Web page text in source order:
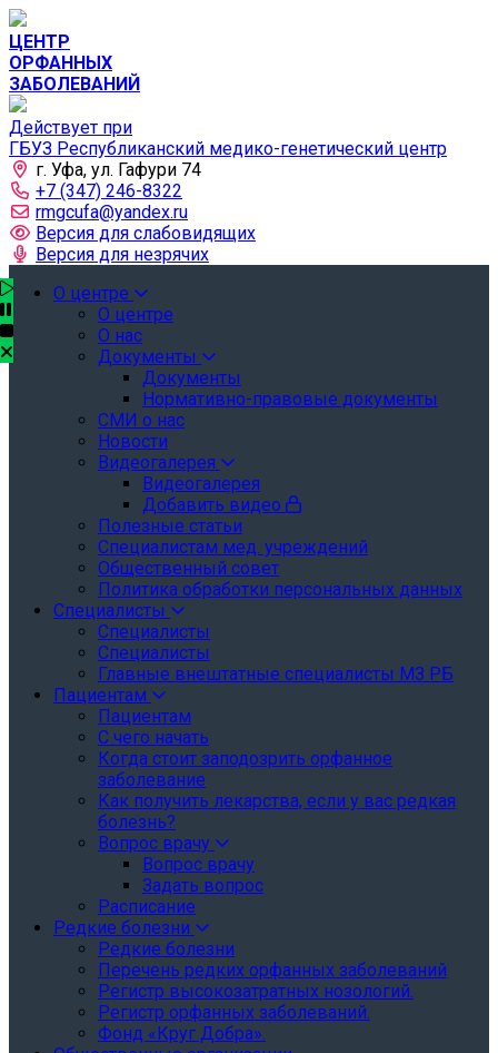
ЦЕНТР
ОРФАННЫХ
ЗАБОЛЕВАНИЙ
Действует при
ГБУЗ Республиканский медико-генетический центр
г. Уфа, ул. Гафури 74
+7 (347) 246-8322
rmgcufa@yandex.ru
Версия для слабовидящих
Версия для незрячих
О центре
О центре
О нас
Документы
Документы
Нормативно-правовые документы
СМИ о нас
Новости
Видеогалерея
Видеогалерея
Добавить видео
Полезные статьи
Специалистам мед. учреждений
Общественный совет
Политика обработки персональных данных
Специалисты
Специалисты
Специалисты
Главные внештатные специалисты МЗ РБ
Пациентам
Пациентам
С чего начать
Когда стоит заподозрить орфанное
заболевание
Как получить лекарства, если у вас редкая
болезнь?
Вопрос врачу
Вопрос врачу
Задать вопрос
Расписание
Редкие болезни
Редкие болезни
Перечень редких орфанных заболеваний
Регистр высокозатратных нозологий.
Регистр орфанных заболеваний.
Фонд «Круг Добра».